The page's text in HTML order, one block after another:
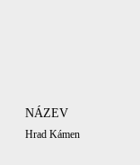
NÁZEV
Hrad Kámen